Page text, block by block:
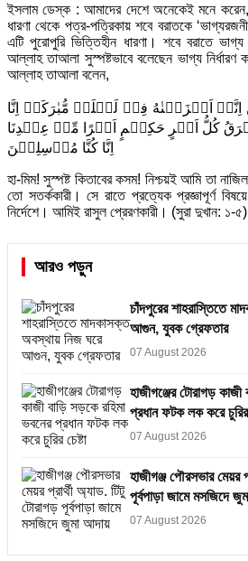
ইসলাম ডেস্ক : আমাদের দেশে অনেকেই মনে
ধারণা থেকে পত্র-পত্রিকায় শবে বরাতকে
এটি পুরোপুরি ভিত্তিহীন ধারণা। শবে বরাতে
আল্লাহ তাআলা সুস্পষ্টভাবে বলেছেন ভাগ্য
আল্লাহ তাআলা বলেন,
اَنۡزَلۡنٰهُ فِیۡ لَیۡلَۃٍ مُّبٰرَكَۃٍ اِنَّا
كُلُّ اَمۡرٍ حَكِیۡمٍ اَمۡرًا مِّنۡ عِنۡدِنَا
اِنَّا كُنَّا مُرۡسِلِیۡنَ
হা-মিম! সুস্পষ্ট কিতাবের কসম! নিশ্চয়ই আমি তা
তো সতর্ককারী। সে রাতে প্রত্যেক প্রজ্ঞাপূর্ণ
নির্দেশে। আমিই রাসুল প্রেরণকারী। (সুরা দুখান: ১-
আরও পড়ুন
চাঁদপুরের শাহরাস্তিতে
আগুন, যুবক গ্রেফতার
07 August 2026
হাজীগঞ্জের টোরাগড়
প্রধান ফটক লক করে চুরির
07 August 2026
হাজীগঞ্জ পৌরসভার মেয়র
পূর্বপাড়া জামে মসজিদে
07 August 2026